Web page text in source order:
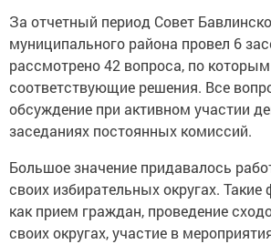
За отчетный период Совет
муниципального района провел 6
рассмотрено 42 вопроса, по
соответствующие решения. Все
обсуждение при активном участии
заседаниях постоянных комиссий.
Большое значение придавалось
своих избирательных округах.
как прием граждан, проведение
своих округах, участие в